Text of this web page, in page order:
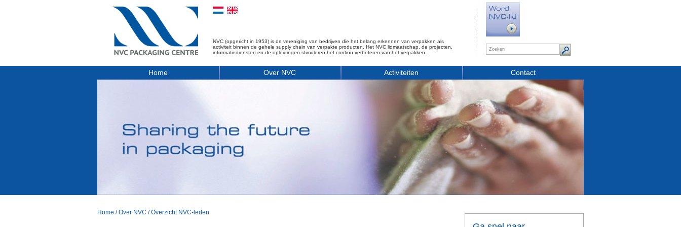
NVC (opgericht in 1953) is de vereniging van bedrijven die het belang erkennen van verpakken als
activiteit binnen de gehele supply chain van verpakte producten. Het NVC lidmaatschap, de projecten,
informatiediensten en de opleidingen stimuleren het continu verbeteren van het verpakken.
Home Over NVC Activiteiten Contact
Home /Over NVC /Overzicht NVC-leden